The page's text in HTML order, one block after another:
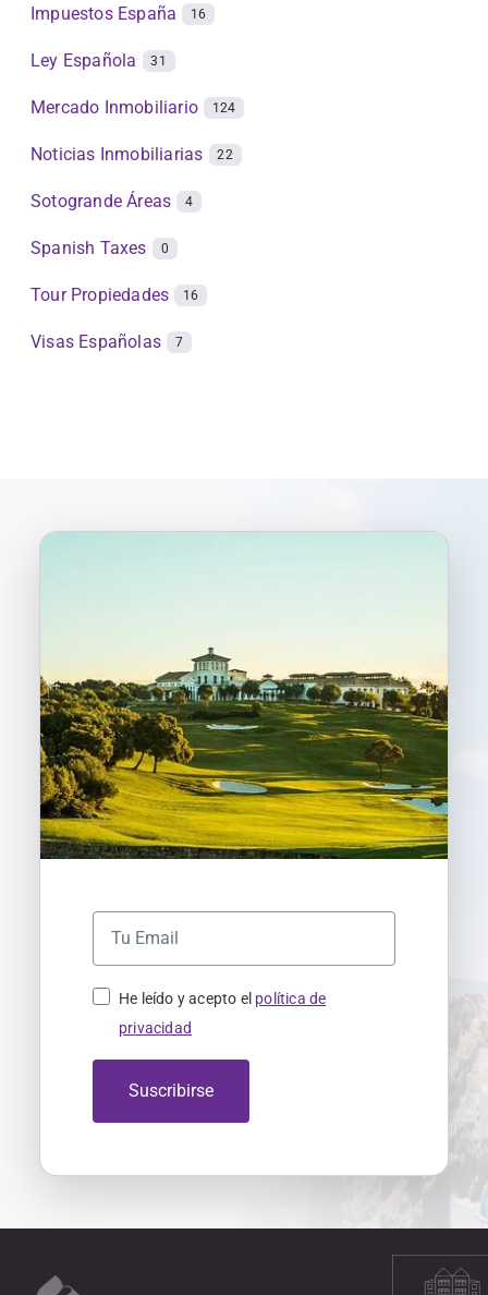
Impuestos España 16
Ley Española 31
Mercado Inmobiliario 124
Noticias Inmobiliarias 22
Sotogrande Áreas 4
Spanish Taxes 0
Tour Propiedades 16
Visas Españolas 7
He leído y acepto el política de
privacidad
Suscribirse